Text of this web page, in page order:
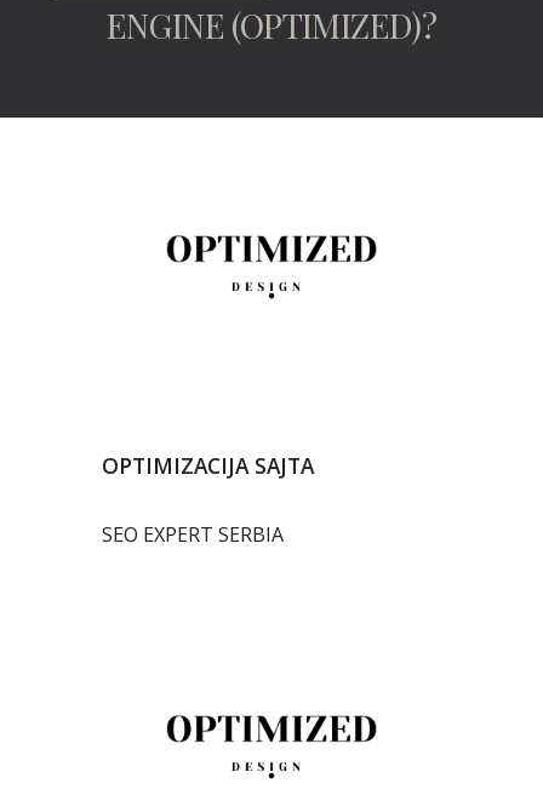
ENGINE (OPTIMIZED)?
OPTIMIZACIJA SAJTA
SEO EXPERT SERBIA